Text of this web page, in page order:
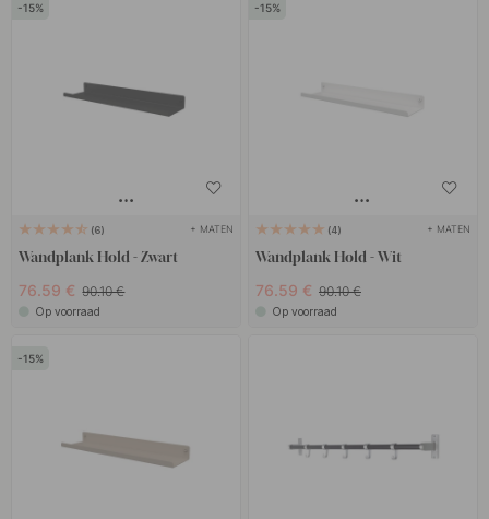
15
6 + MATEN
Wandplank Hold - Zwart
76.59 € 90.10 €
Op voorraad
15
4 + MATEN
Wandplank Hold - Wit
76.59 € 90.10 €
Op voorraad
15